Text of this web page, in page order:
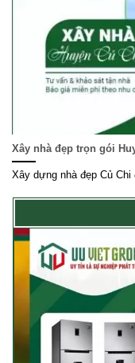
Xây nhà đẹp trọn gói
Xây dựng nhà đẹp Củ